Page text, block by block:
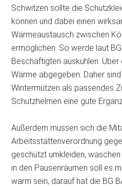
Schwitzen sollte die
können und dabei einen
Wärmeaustausch zwischen
ermöglichen. So werde laut
Beschäftigten auskühlen.
Wärme abgegeben. Daher
Wintermützen als passendes
Schutzhelmen eine gute
Außerdem müssen sich die
Arbeitsstättenverordnung
geschützt umkleiden,
in den Pausenräumen soll es
warm sein, darauf hat die BG